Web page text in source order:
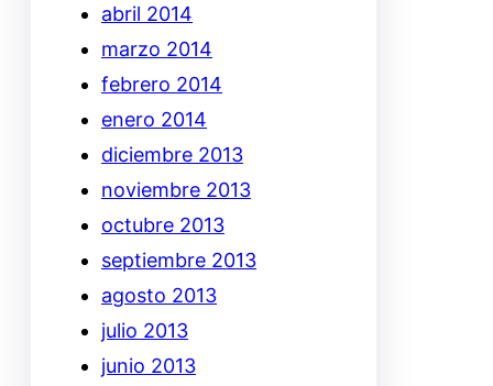
abril 2014
marzo 2014
febrero 2014
enero 2014
diciembre 2013
noviembre 2013
octubre 2013
septiembre 2013
agosto 2013
julio 2013
junio 2013